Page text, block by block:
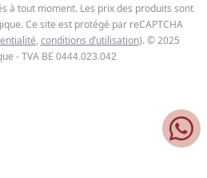
à tout moment. Les prix des produits sont
Ce site est protégé par reCAPTCHA
, conditions d’utilisation). © 2025
- TVA BE 0444.023.042